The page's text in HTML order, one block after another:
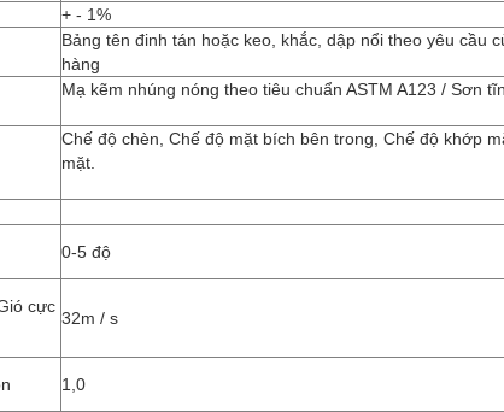
+ - 1%
Bảng tên đinh tán hoặc keo, khắc, dập nổi theo yêu cầu
hàng
Mạ kẽm nhúng nóng theo tiêu chuẩn ASTM A123 / Sơn
Chế độ chèn, Chế độ mặt bích bên trong, Chế độ khớp
mặt.
0-5 độ
cực
32m / s
1,0